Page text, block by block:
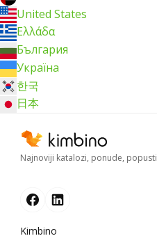
United States
Ελλάδα
България
Україна
한국
日本
Najnoviji katalozi, ponude, popusti
Kimbino